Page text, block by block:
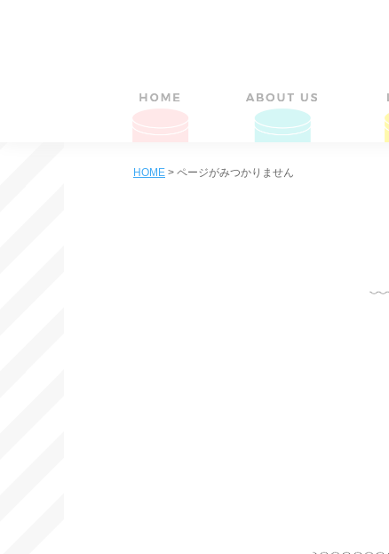
HOME > ページがみつかりません